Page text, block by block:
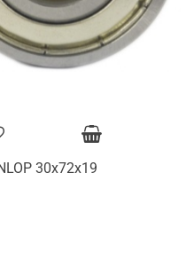
30x72x19